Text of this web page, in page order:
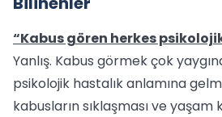
“Kabus gören herkes
Yanlış. Kabus görmek çok
psikolojik hastalık anlamına
kabusların sıklaşması ve yaşam